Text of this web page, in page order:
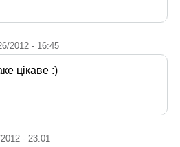
2012 - 16:45
цікаве :)
- 23:01